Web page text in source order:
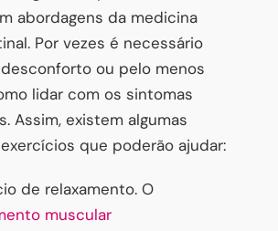
abordagens da medicina
Por vezes é necessário
ou pelo menos
lidar com os sintomas
Assim, existem algumas
que poderão ajudar:
de relaxamento. O
muscular